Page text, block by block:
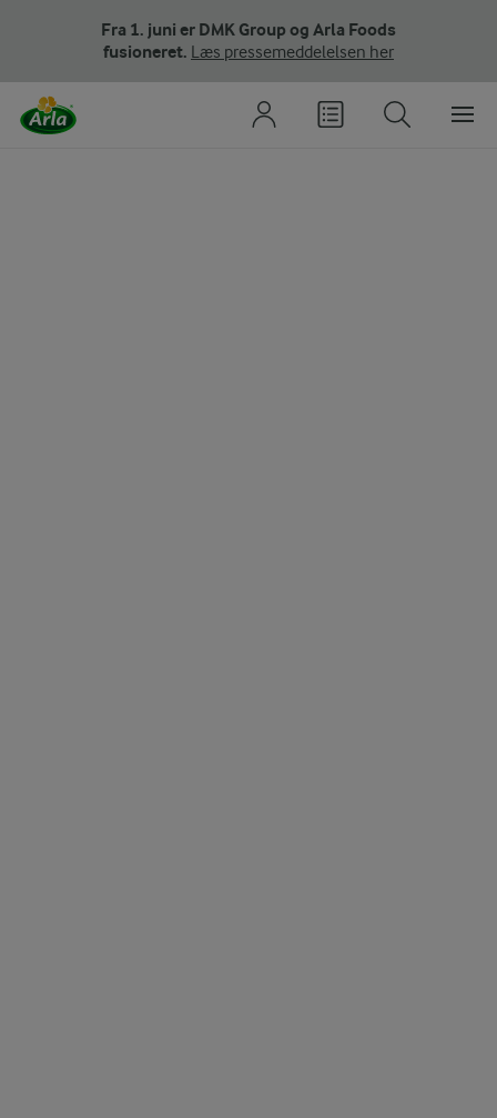
Fra 1. juni er DMK Group og Arla Foods
fusioneret. Læs pressemeddelelsen her